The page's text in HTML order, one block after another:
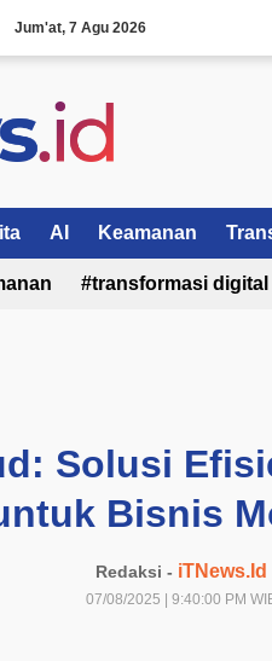
Jum'at 7 Agu 2026
AI Keamanan
transformasi digital
Solusi
Bisnis
Redaksi - iTNews.Id
07/08/2025 | 9:40:00 PM